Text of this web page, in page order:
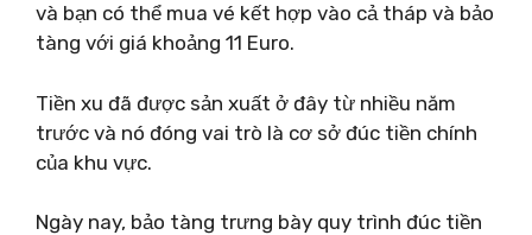
và bạn có thể mua vé kết hợp vào cả tháp và bảo
tàng với giá khoảng 11 Euro.
Tiền xu đã được sản xuất ở đây từ nhiều năm
trước và nó đóng vai trò là cơ sở đúc tiền chính
của khu vực.
Ngày nay, bảo tàng trưng bày quy trình đúc tiền